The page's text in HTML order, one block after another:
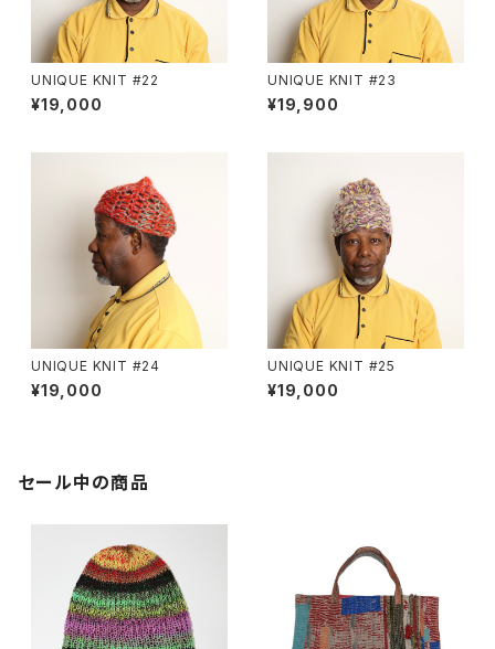
UNIQUE KNIT #22
¥19,000
UNIQUE KNIT #23
¥19,900
UNIQUE KNIT #24
¥19,000
UNIQUE KNIT #25
¥19,000
セール中の商品